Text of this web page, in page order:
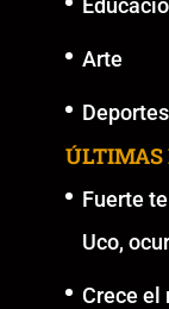
Arte
Deportes
ÚLTIMAS
Fuerte
Uco,
Crece el